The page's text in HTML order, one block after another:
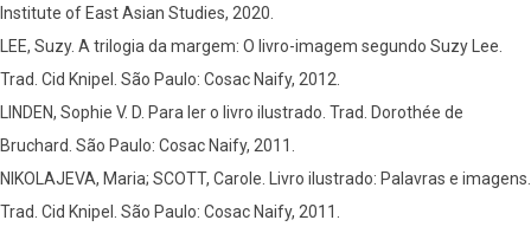
Institute of East Asian Studies, 2020.
LEE, Suzy. A trilogia da margem: O livro-imagem segundo Suzy Lee.
Trad. Cid Knipel. São Paulo: Cosac Naify, 2012.
LINDEN, Sophie V. D. Para ler o livro ilustrado. Trad. Dorothée de
Bruchard. São Paulo: Cosac Naify, 2011.
NIKOLAJEVA, Maria; SCOTT, Carole. Livro ilustrado: Palavras e imagens.
Trad. Cid Knipel. São Paulo: Cosac Naify, 2011.